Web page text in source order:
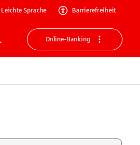
Leichte Sprache Barrierefreiheit
Suche
Online-Banking